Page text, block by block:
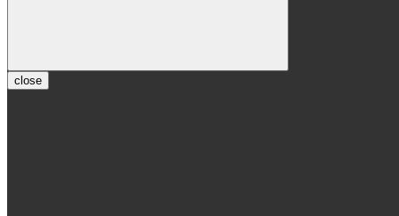
close